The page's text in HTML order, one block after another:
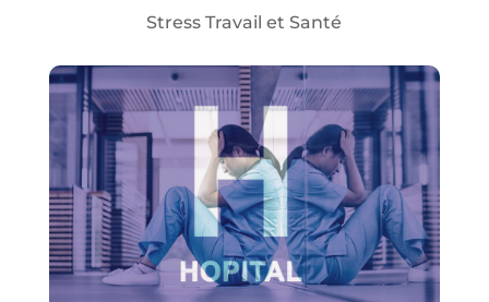
Stress Travail et Santé